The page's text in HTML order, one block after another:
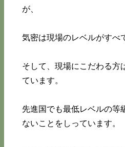
が、
気密は現場のレベルがすべ
そして、現場にこだわる方
ています。
先進国でも最低レベルの等
ないことをしっています。